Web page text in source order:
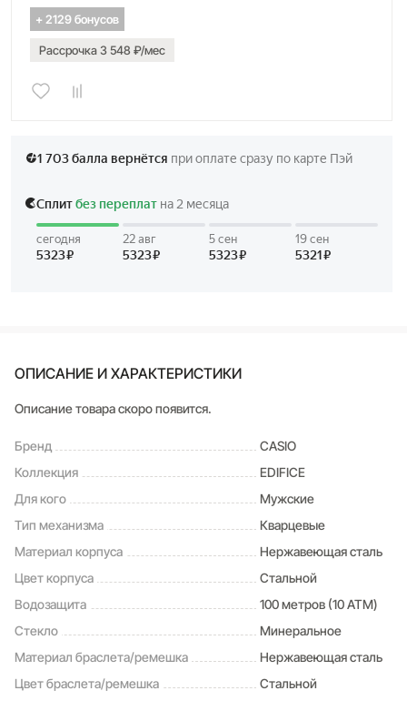
+ 2129 бонусов
Рассрочка 3 548 ₽/мес
ОПИСАНИЕ И ХАРАКТЕРИСТИКИ
Описание товара скоро появится.
Бренд
CASIO
Коллекция
EDIFICE
Для кого
Мужские
Тип механизма
Кварцевые
Материал корпуса
Нержавеющая сталь
Цвет корпуса
Стальной
Водозащита
100 метров (10 ATM)
Стекло
Минеральное
Материал браслета/ремешка
Нержавеющая сталь
Цвет браслета/ремешка
Стальной